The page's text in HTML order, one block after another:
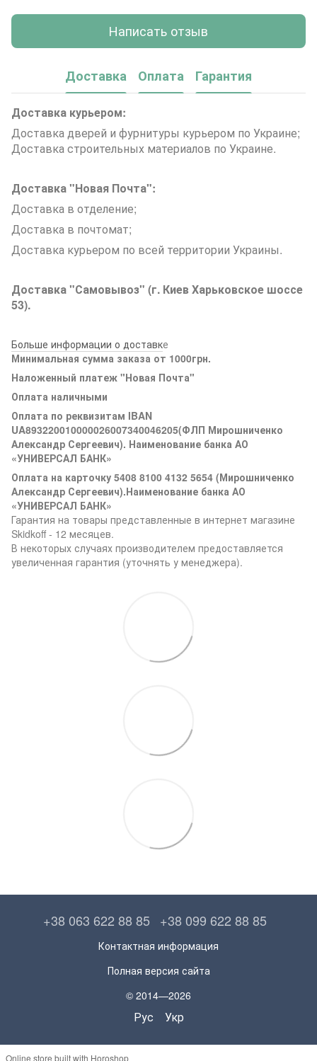
Написать отзыв
Доставка Оплата Гарантия
Доставка курьером:
Доставка дверей и фурнитуры курьером по Украине;
Доставка строительных материалов по Украине.
Доставка "Новая Почта":
Доставка в отделение;
Доставка в почтомат;
Доставка курьером по всей территории Украины.
Доставка "Самовывоз" (г. Киев Харьковское шоссе
53).
Больше информации о доставке
Минимальная сумма заказа от 1000грн.
Наложенный платеж "Новая Почта"
Оплата наличными
Оплата по реквизитам IBAN
UA893220010000026007340046205(ФЛП Мирошниченко
Александр Сергеевич). Наименование банка АО
«УНИВЕРСАЛ БАНК»
Оплата на карточку 5408 8100 4132 5654 (Мирошниченко
Александр Сергеевич).Наименование банка АО
«УНИВЕРСАЛ БАНК»
Гарантия на товары представленные в интернет магазине
Skidkoff - 12 месяцев.
В некоторых случаях производителем предоставляется
увеличенная гарантия (уточнять у менеджера).
+38 063 622 88 85 +38 099 622 88 85
Контактная информация
Полная версия сайта
© 2014—2026
Рус Укр
Online store built with Horoshop